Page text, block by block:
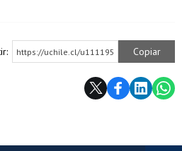
https://uchile.cl/u111195 Copiar